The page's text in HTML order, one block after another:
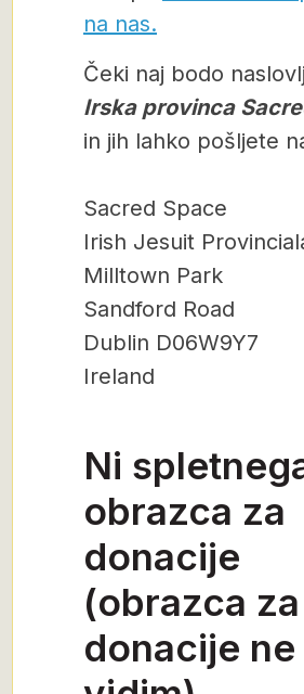
na nas.
Čeki naj bodo
Irska provinca
in jih lahko pošljete
Sacred Space
Irish Jesuit
Milltown Park
Sandford Road
Dublin D06W9Y7
Ireland
Ni
obrazca za
donacije
(obrazca za
donacije ne